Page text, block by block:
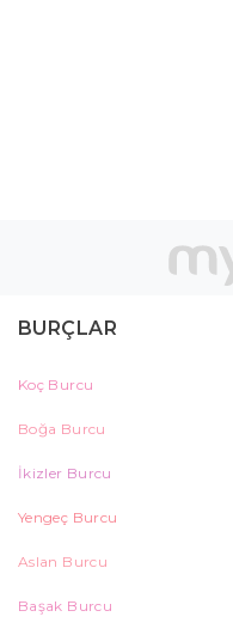
BURÇLAR
Koç Burcu
Boğa Burcu
İkizler Burcu
Yengeç Burcu
Aslan Burcu
Başak Burcu